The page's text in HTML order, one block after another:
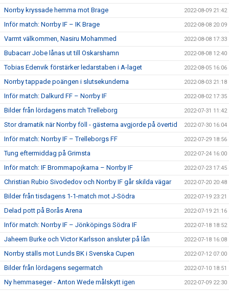
Norrby kryssade hemma mot Brage 2022-08-09 21:42
Inför match: Norrby IF – IK Brage 2022-08-08 20:09
Varmt välkommen, Nasiru Mohammed 2022-08-08 17:33
Bubacarr Jobe lånas ut till Oskarshamn 2022-08-08 12:40
Tobias Edenvik förstärker ledarstaben i A-laget 2022-08-05 16:06
Norrby tappade poängen i slutsekunderna 2022-08-03 21:18
Inför match: Dalkurd FF – Norrby IF 2022-08-02 17:35
Bilder från lördagens match Trelleborg 2022-07-31 11:42
Stor dramatik när Norrby föll - gästerna avgjorde på övertid 2022-07-30 16:04
Inför match: Norrby IF – Trelleborgs FF 2022-07-29 18:56
Tung eftermiddag på Grimsta 2022-07-24 16:00
Inför match: IF Brommapojkarna – Norrby IF 2022-07-23 17:45
Christian Rubio Sivodedov och Norrby IF går skilda vägar 2022-07-20 20:48
Bilder från tisdagens 1-1-match mot J-Södra 2022-07-19 23:21
Delad pott på Borås Arena 2022-07-19 21:16
Inför match: Norrby IF – Jönköpings Södra IF 2022-07-18 18:52
Jaheem Burke och Victor Karlsson ansluter på lån 2022-07-18 16:08
Norrby ställs mot Lunds BK i Svenska Cupen 2022-07-12 07:00
Bilder från lördagens segermatch 2022-07-10 18:51
Ny hemmaseger - Anton Wede målskytt igen 2022-07-09 22:30